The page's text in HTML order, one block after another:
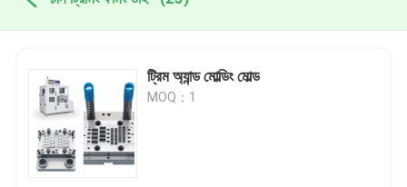
ট্রিম অ্যান্ড মোল্ডিং মোল্ড
MOQ：1